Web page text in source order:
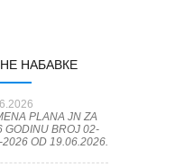
НАБАВКЕ
PLANA JN ZA
GODINU BROJ 02-
2026 OD 19.06.2026.